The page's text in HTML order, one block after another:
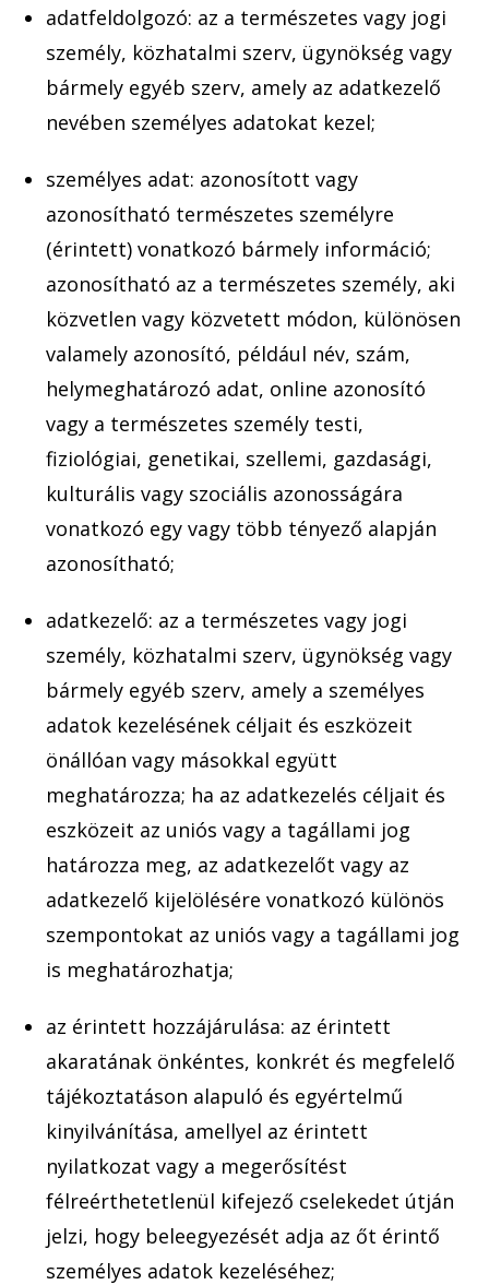
adatfeldolgozó: az a természetes vagy jogi
személy, közhatalmi szerv, ügynökség vagy
bármely egyéb szerv, amely az adatkezelő
nevében személyes adatokat kezel;
személyes adat: azonosított vagy
azonosítható természetes személyre
(érintett) vonatkozó bármely információ;
azonosítható az a természetes személy, aki
közvetlen vagy közvetett módon, különösen
valamely azonosító, például név, szám,
helymeghatározó adat, online azonosító
vagy a természetes személy testi,
fiziológiai, genetikai, szellemi, gazdasági,
kulturális vagy szociális azonosságára
vonatkozó egy vagy több tényező alapján
azonosítható;
adatkezelő: az a természetes vagy jogi
személy, közhatalmi szerv, ügynökség vagy
bármely egyéb szerv, amely a személyes
adatok kezelésének céljait és eszközeit
önállóan vagy másokkal együtt
meghatározza; ha az adatkezelés céljait és
eszközeit az uniós vagy a tagállami jog
határozza meg, az adatkezelőt vagy az
adatkezelő kijelölésére vonatkozó különös
szempontokat az uniós vagy a tagállami jog
is meghatározhatja;
az érintett hozzájárulása: az érintett
akaratának önkéntes, konkrét és megfelelő
tájékoztatáson alapuló és egyértelmű
kinyilvánítása, amellyel az érintett
nyilatkozat vagy a megerősítést
félreérthetetlenül kifejező cselekedet útján
jelzi, hogy beleegyezését adja az őt érintő
személyes adatok kezeléséhez;